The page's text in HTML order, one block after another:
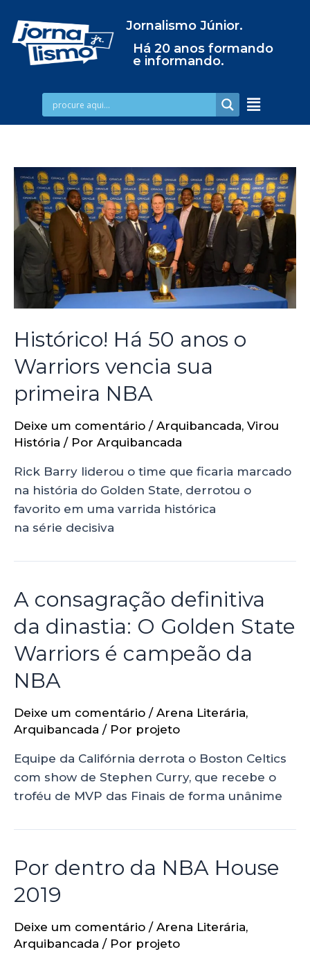
Jornalismo Júnior.
Há 20 anos formando
e informando.
Histórico! Há 50 anos o
Warriors vencia sua
primeira NBA
Deixe um comentário / Arquibancada, Virou
História / Por Arquibancada
Rick Barry liderou o time que ficaria marcado
na história do Golden State, derrotou o
favorito em uma varrida histórica
na série decisiva
A consagração definitiva
da dinastia: O Golden State
Warriors é campeão da
NBA
Deixe um comentário / Arena Literária,
Arquibancada / Por projeto
Equipe da Califórnia derrota o Boston Celtics
com show de Stephen Curry, que recebe o
troféu de MVP das Finais de forma unânime
Por dentro da NBA House
2019
Deixe um comentário / Arena Literária,
Arquibancada / Por projeto